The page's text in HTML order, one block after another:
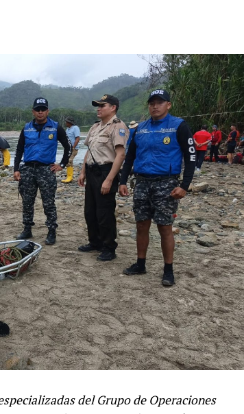
del Grupo de Operaciones